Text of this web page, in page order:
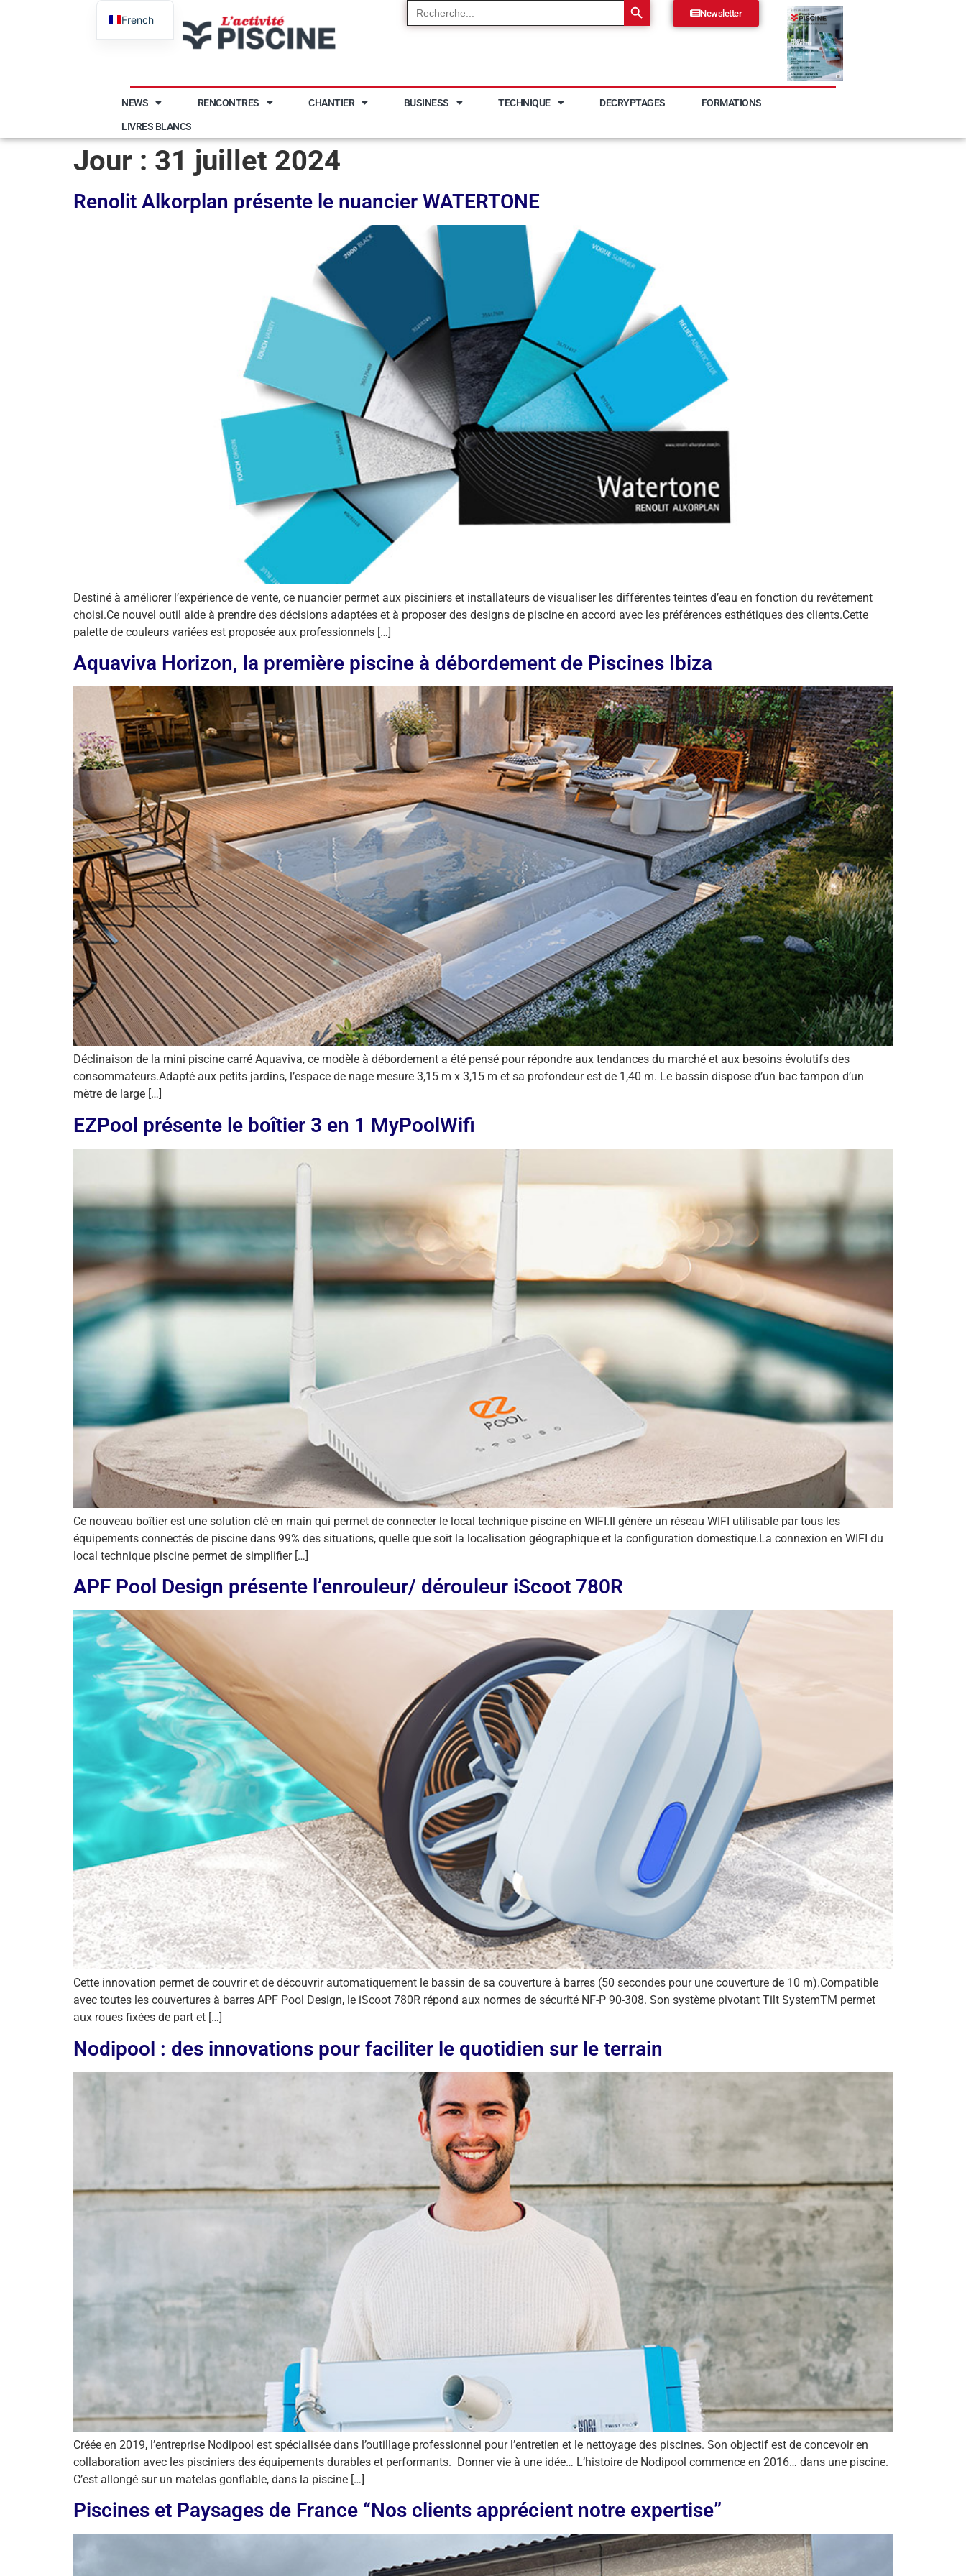
Search
for:
Newsletter
NEWS RENCONTRES CHANTIER BUSINESS TECHNIQUE DECRYPTAGES FORMATIONS
LIVRES BLANCS
Jour : 31 juillet 2024
Renolit Alkorplan présente le nuancier WATERTONE
Destiné à améliorer l’expérience de vente, ce nuancier permet aux pisciniers et installateurs de visualiser les différentes teintes d’eau en fonction du revêtement
choisi.Ce nouvel outil aide à prendre des décisions adaptées et à proposer des designs de piscine en accord avec les préférences esthétiques des clients.Cette
palette de couleurs variées est proposée aux professionnels […]
Aquaviva Horizon, la première piscine à débordement de Piscines Ibiza
Déclinaison de la mini piscine carré Aquaviva, ce modèle à débordement a été pensé pour répondre aux tendances du marché et aux besoins évolutifs des
consommateurs.Adapté aux petits jardins, l’espace de nage mesure 3,15 m x 3,15 m et sa profondeur est de 1,40 m. Le bassin dispose d’un bac tampon d’un
mètre de large […]
EZPool présente le boîtier 3 en 1 MyPoolWifi
Ce nouveau boîtier est une solution clé en main qui permet de connecter le local technique piscine en WIFI.Il génère un réseau WIFI utilisable par tous les
équipements connectés de piscine dans 99% des situations, quelle que soit la localisation géographique et la configuration domestique.La connexion en WIFI du
local technique piscine permet de simplifier […]
APF Pool Design présente l’enrouleur/ dérouleur iScoot 780R
Cette innovation permet de couvrir et de découvrir automatiquement le bassin de sa couverture à barres (50 secondes pour une couverture de 10 m).Compatible
avec toutes les couvertures à barres APF Pool Design, le iScoot 780R répond aux normes de sécurité NF-P 90-308. Son système pivotant Tilt SystemTM permet
aux roues fixées de part et […]
Nodipool : des innovations pour faciliter le quotidien sur le terrain
Créée en 2019, l’entreprise Nodipool est spécialisée dans l’outillage professionnel pour l’entretien et le nettoyage des piscines. Son objectif est de concevoir en
collaboration avec les pisciniers des équipements durables et performants. Donner vie à une idée… L’histoire de Nodipool commence en 2016… dans une piscine.
C’est allongé sur un matelas gonflable, dans la piscine […]
Piscines et Paysages de France “Nos clients apprécient notre expertise”
French